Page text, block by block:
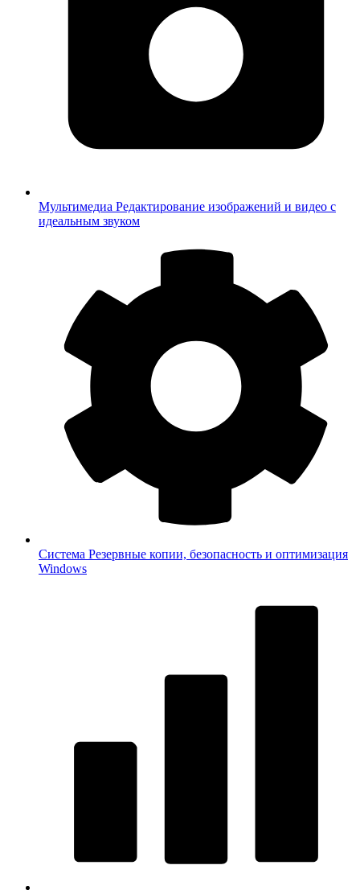
Мультимедиа Редактирование изображений и видео с
идеальным звуком
Система Резервные копии, безопасность и оптимизация
Windows